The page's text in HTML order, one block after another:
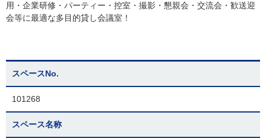
用・企業研修・パーティー・控室・撮影・懇親会・交流会・歓送迎
会等に最適な多目的貸し会議室！
スペースNo.
101268
スペース名称